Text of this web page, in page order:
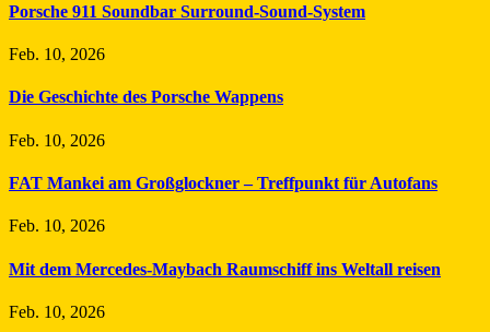
Porsche 911 Soundbar Surround-Sound-System
Feb. 10, 2026
Die Geschichte des Porsche Wappens
Feb. 10, 2026
FAT Mankei am Großglockner – Treffpunkt für Autofans
Feb. 10, 2026
Mit dem Mercedes-Maybach Raumschiff ins Weltall reisen
Feb. 10, 2026